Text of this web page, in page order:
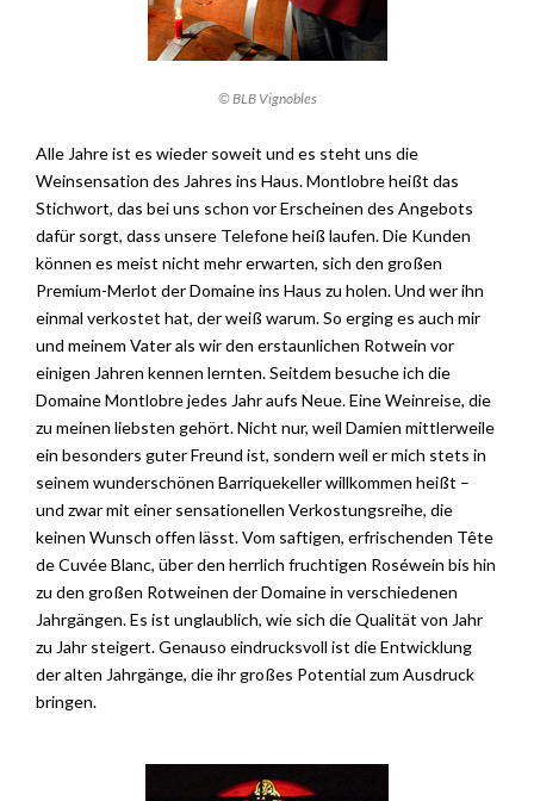
© BLB Vignobles
Alle Jahre ist es wieder soweit und es steht uns die
Weinsensation des Jahres ins Haus. Montlobre heißt das
Stichwort, das bei uns schon vor Erscheinen des Angebots
dafür sorgt, dass unsere Telefone heiß laufen. Die Kunden
können es meist nicht mehr erwarten, sich den großen
Premium-Merlot der Domaine ins Haus zu holen. Und wer ihn
einmal verkostet hat, der weiß warum. So erging es auch mir
und meinem Vater als wir den erstaunlichen Rotwein vor
einigen Jahren kennen lernten. Seitdem besuche ich die
Domaine Montlobre jedes Jahr aufs Neue. Eine Weinreise, die
zu meinen liebsten gehört. Nicht nur, weil Damien mittlerweile
ein besonders guter Freund ist, sondern weil er mich stets in
seinem wunderschönen Barriquekeller willkommen heißt –
und zwar mit einer sensationellen Verkostungsreihe, die
keinen Wunsch offen lässt. Vom saftigen, erfrischenden Tête
de Cuvée Blanc, über den herrlich fruchtigen Roséwein bis hin
zu den großen Rotweinen der Domaine in verschiedenen
Jahrgängen. Es ist unglaublich, wie sich die Qualität von Jahr
zu Jahr steigert. Genauso eindrucksvoll ist die Entwicklung
der alten Jahrgänge, die ihr großes Potential zum Ausdruck
bringen.